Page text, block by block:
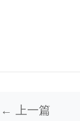
← 上一篇